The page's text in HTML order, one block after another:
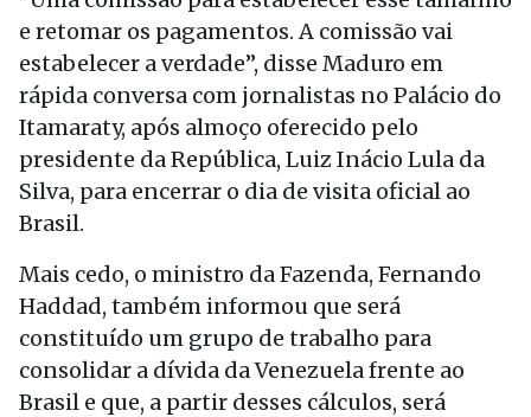
e retomar os pagamentos. A comissão vai
estabelecer a verdade”, disse Maduro em
rápida conversa com jornalistas no Palácio do
Itamaraty, após almoço oferecido pelo
presidente da República, Luiz Inácio Lula da
Silva, para encerrar o dia de visita oficial ao
Brasil.
Mais cedo, o ministro da Fazenda, Fernando
Haddad, também informou que será
constituído um grupo de trabalho para
consolidar a dívida da Venezuela frente ao
Brasil e que, a partir desses cálculos, será